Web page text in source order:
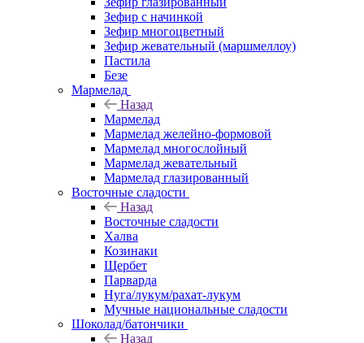
Зефир с начинкой
Зефир многоцветный
Зефир жевательный (маршмеллоу)
Пастила
Безе
Мармелад
Назад
Мармелад
Мармелад желейно-формовой
Мармелад многослойный
Мармелад жевательный
Мармелад глазированный
Восточные сладости
Назад
Восточные сладости
Халва
Козинаки
Щербет
Парварда
Нуга/лукум/рахат-лукум
Мучные национальные сладости
Шоколад/батончики
Назад